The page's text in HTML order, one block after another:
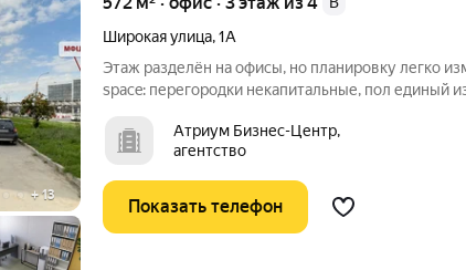
+13
Широкая улица,1А
Этаж разделён на офисы, но планировку легко
space: перегородки некапитальные, пол единый
эксплуатационные расходы. Доступ 24/7. 572 кв.м., 3-й этаж
целиком в
Атриум Бизнес-Центр,
агентство
Показать телефон